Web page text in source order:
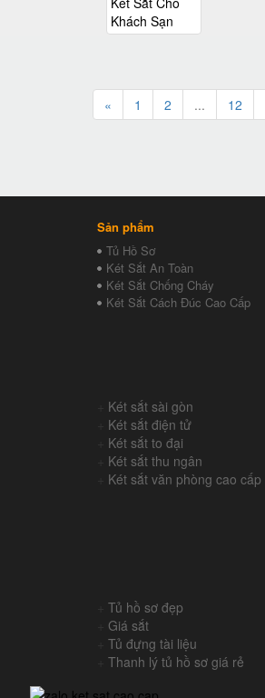
« 1 2 ... 12
Sản phẩm
Tủ Hồ Sơ
Két Sắt An Toàn
Két Sắt Chống Cháy
Két Sắt Cách Đúc Cao Cấp
Két sắt sài gòn
Két sắt điện tử
Két sắt to đại
Két sắt thu ngân
Két sắt văn phòng cao cấp
Tủ hồ sơ đẹp
Giá sắt
Tủ đựng tài liệu
Thanh lý tủ hồ sơ giá rẻ